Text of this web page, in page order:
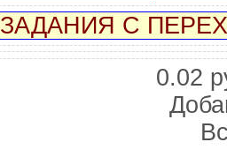
ЗАДАНИЯ С
0.02